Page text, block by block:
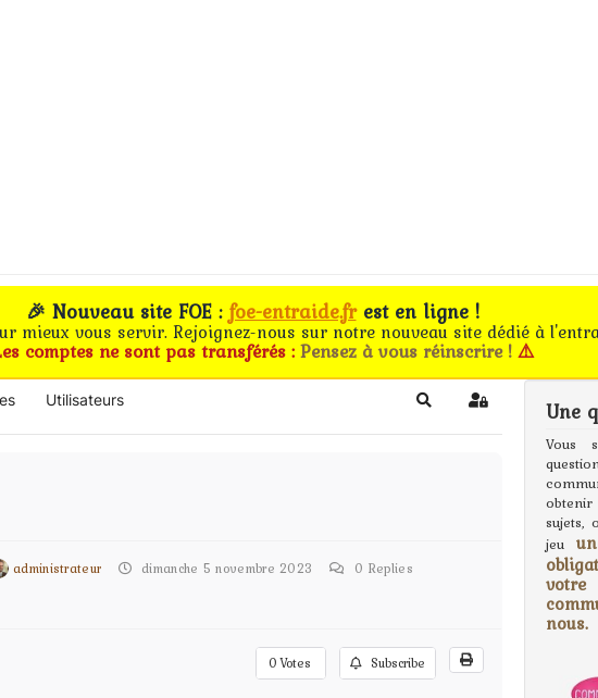
🎉 Nouveau site FOE :foe-entraide.frest en ligne !
mieux vous servir. Rejoignez-nous sur notre nouveau site dédié à
comptes ne sont pas transférés :Pensez à vous réinscrire !⚠️
Utilisateurs Search Sign In
administrateur dimanche 5 novembre 2023 0 Replies
0Votes Subscribe
Une
Vous
sujets,
jeu
nous.